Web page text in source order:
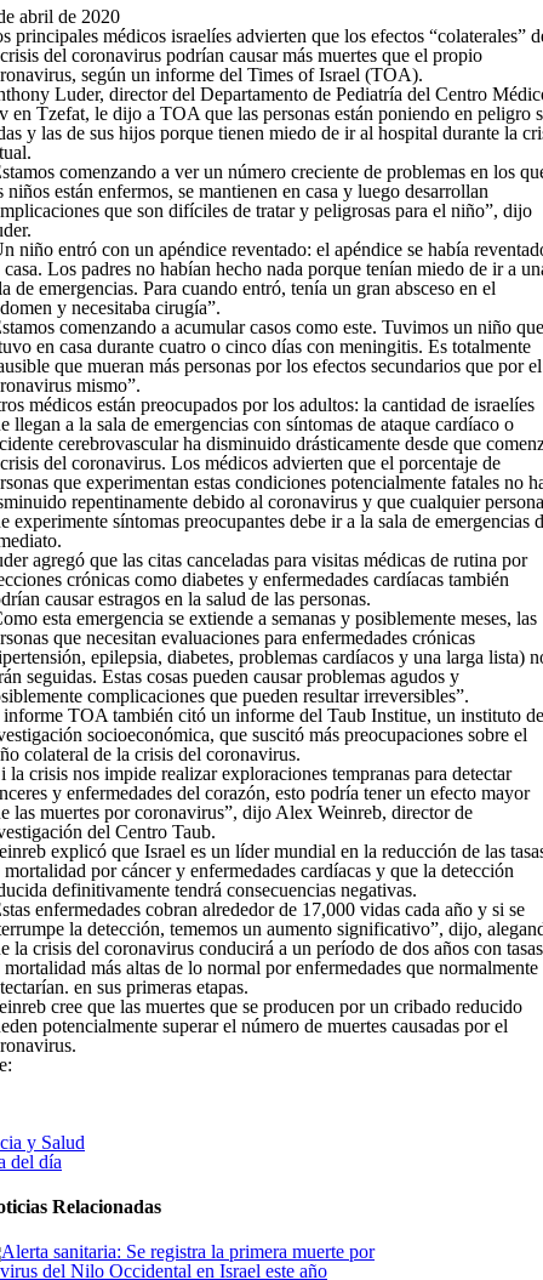
abril de 2020
principales médicos israelíes advierten que los efectos “colaterales”
del coronavirus podrían causar más muertes que el propio
según un informe del Times of Israel (TOA).
Luder, director del Departamento de Pediatría del Centro
en Tzefat, le dijo a TOA que las personas están poniendo en peligro
y las de sus hijos porque tienen miedo de ir al hospital durante la
comenzando a ver un número creciente de problemas en los
niños están enfermos, se mantienen en casa y luego desarrollan
que son difíciles de tratar y peligrosas para el niño”, dijo
niño entró con un apéndice reventado: el apéndice se había
casa. Los padres no habían hecho nada porque tenían miedo de ir a
de emergencias. Para cuando entró, tenía un gran absceso en el
y necesitaba cirugía”.
comenzando a acumular casos como este. Tuvimos un niño que
en casa durante cuatro o cinco días con meningitis. Es totalmente
que mueran más personas por los efectos secundarios que por el
mismo”.
médicos están preocupados por los adultos: la cantidad de israelíes
llegan a la sala de emergencias con síntomas de ataque cardíaco o
cerebrovascular ha disminuido drásticamente desde que
del coronavirus. Los médicos advierten que el porcentaje de
que experimentan estas condiciones potencialmente fatales no
repentinamente debido al coronavirus y que cualquier persona
experimente síntomas preocupantes debe ir a la sala de emergencias
agregó que las citas canceladas para visitas médicas de rutina por
crónicas como diabetes y enfermedades cardíacas también
causar estragos en la salud de las personas.
esta emergencia se extiende a semanas y posiblemente meses, las
que necesitan evaluaciones para enfermedades crónicas
epilepsia, diabetes, problemas cardíacos y una larga lista)
seguidas. Estas cosas pueden causar problemas agudos y
complicaciones que pueden resultar irreversibles”.
TOA también citó un informe del Taub Institue, un instituto de
socioeconómica, que suscitó más preocupaciones sobre el
colateral de la crisis del coronavirus.
la crisis nos impide realizar exploraciones tempranas para detectar
y enfermedades del corazón, esto podría tener un efecto mayor
las muertes por coronavirus”, dijo Alex Weinreb, director de
del Centro Taub.
explicó que Israel es un líder mundial en la reducción de las
mortalidad por cáncer y enfermedades cardíacas y que la detección
definitivamente tendrá consecuencias negativas.
enfermedades cobran alrededor de 17,000 vidas cada año y si se
la detección, tememos un aumento significativo”, dijo,
la crisis del coronavirus conducirá a un período de dos años con tasas
mortalidad más altas de lo normal por enfermedades que normalmente
en sus primeras etapas.
cree que las muertes que se producen por un cribado reducido
potencialmente superar el número de muertes causadas por el
y Salud
del día
Relacionadas